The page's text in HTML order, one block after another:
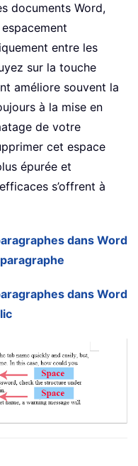
documents Word,
entre les
sur la touche
améliore souvent la
à la mise en
de votre
cet espace
épurée et
s’offrent à
dans Word
dans Word